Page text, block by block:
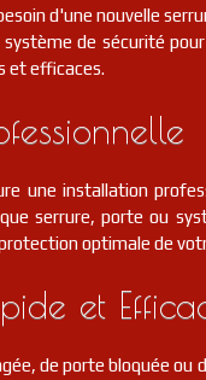
d'une nouvelle
de sécurité
et efficaces.
une installation
serrure, porte ou
optimale de
et
de porte bloquée